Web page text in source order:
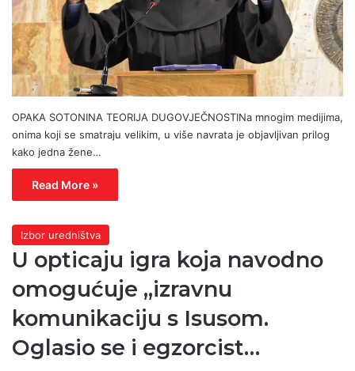
OPAKA SOTONINA TEORIJA DUGOVJEČNOSTINa mnogim medijima,
onima koji se smatraju velikim, u više navrata je objavljivan prilog
kako jedna žene…
Read More »
Izbor uredništva
U opticaju igra koja navodno
omogućuje „izravnu
komunikaciju s Isusom.
Oglasio se i egzorcist…